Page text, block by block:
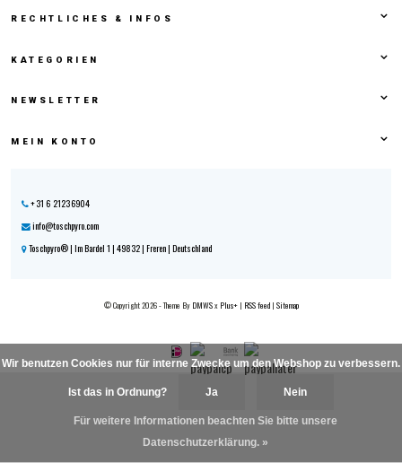
RECHTLICHES & INFOS
KATEGORIEN
NEWSLETTER
MEIN KONTO
+31 6 21236904
info@toschpyro.com
Toschpyro® | Im Bardel 1 | 49832 | Freren | Deutschland
© Copyright 2026 - Theme By DMWSx Plus+| RSS feed| Sitemap
Wir benutzen Cookies nur für interne Zwecke um den Webshop zu verbessern.
Ist das in Ordnung? Ja Nein
Für weitere Informationen beachten Sie bitte unsere
Datenschutzerklärung. »